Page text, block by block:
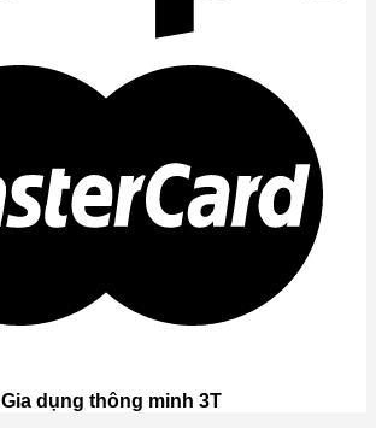
Gia dụng thông minh 3T